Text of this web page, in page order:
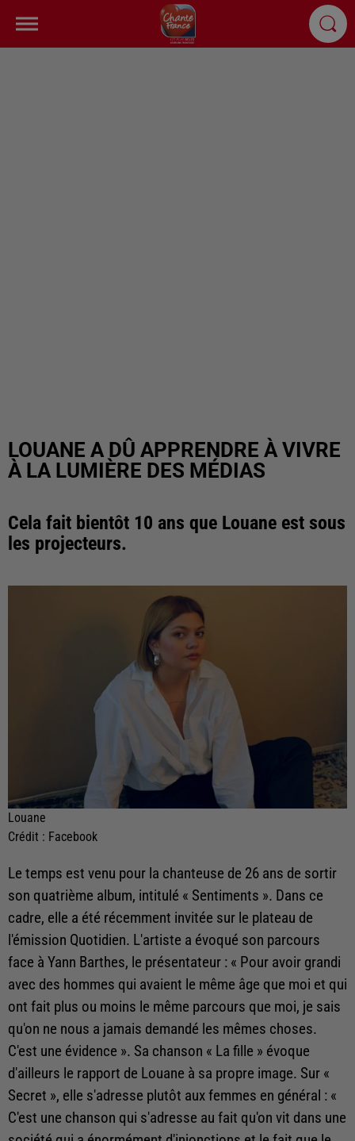
LOUANE A DÛ APPRENDRE À VIVRE
À LA LUMIÈRE DES MÉDIAS
Cela fait bientôt 10 ans que Louane est sous
les projecteurs.
Louane
Crédit : Facebook
Le temps est venu pour la chanteuse de 26 ans de sortir
son quatrième album, intitulé « Sentiments ». Dans ce
cadre, elle a été récemment invitée sur le plateau de
l'émission Quotidien. L'artiste a évoqué son parcours
face à Yann Barthes, le présentateur : « Pour avoir grandi
avec des hommes qui avaient le même âge que moi et qui
ont fait plus ou moins le même parcours que moi, je sais
qu'on ne nous a jamais demandé les mêmes choses.
C'est une évidence ». Sa chanson « La fille » évoque
d'ailleurs le rapport de Louane à sa propre image. Sur «
Secret », elle s'adresse plutôt aux femmes en général : «
C'est une chanson qui s'adresse au fait qu'on vit dans une